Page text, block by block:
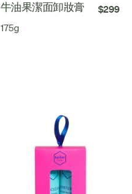
牛油果潔面卸妝膏 $299
175g